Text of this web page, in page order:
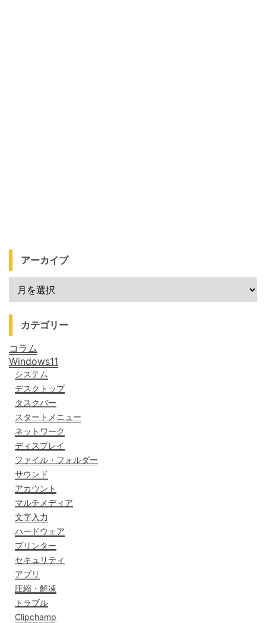
アーカイブ
カテゴリー
コラム
Windows11
システム
デスクトップ
タスクバー
スタートメニュー
ネットワーク
ディスプレイ
ファイル・フォルダー
サウンド
アカウント
マルチメディア
文字入力
ハードウェア
プリンター
セキュリティ
アプリ
圧縮・解凍
トラブル
Clipchamp